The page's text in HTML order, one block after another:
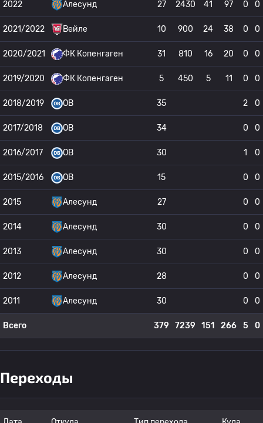
2022 Алесунд 27 2430 41 97 0 0
2021/2022 Вейле 10 900 24 38 0 0
2020/2021 ФК Копенгаген 31 810 16 20 0 0
2019/2020 ФК Копенгаген 5 450 5 11 0 0
2018/2019 OB 35 2 0
2017/2018 OB 34 0 0
2016/2017 OB 30 1 0
2015/2016 OB 15 0 0
2015 Алесунд 27 0 0
2014 Алесунд 30 0 0
2013 Алесунд 30 0 0
2012 Алесунд 28 0 0
2011 Алесунд 30 0 0
Всего 379 7239 151 266 5 0
Переходы